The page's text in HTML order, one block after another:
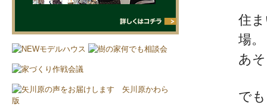
住
場。
あ
で